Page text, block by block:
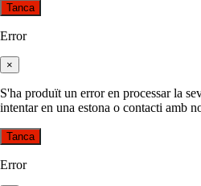
Tanca
Error
×
S'ha produït un error en processar la
intentar en una estona o contacti amb
Tanca
Error